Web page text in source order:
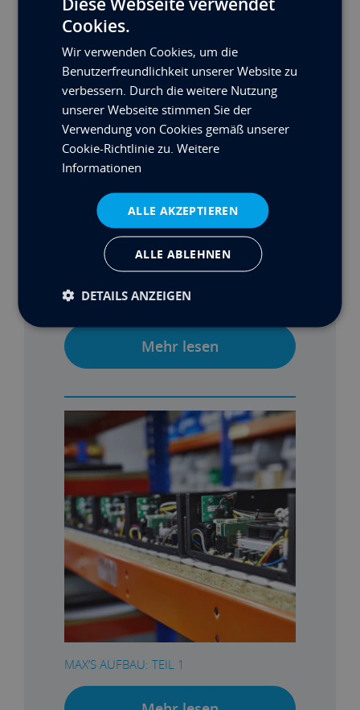
MAX’S BUILD: TEIL 2
Mehr lesen
MAX’S AUFBAU: TEIL 1
Cookies.
Wir verwenden Cookies, um die
Benutzerfreundlichkeit unserer Website zu
verbessern. Durch die weitere Nutzung
unserer Webseite stimmen Sie der
Verwendung von Cookies gemäß unserer
Cookie-Richtlinie zu.Weitere
Informationen
ALLE AKZEPTIEREN
ALLE ABLEHNEN
DETAILS ANZEIGEN